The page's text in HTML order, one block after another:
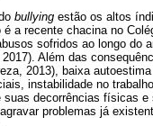
bullying estão os altos
a recente chacina no
sofridos ao longo do
Além das
2013), baixa
instabilidade no
decorrências físicas
problemas já